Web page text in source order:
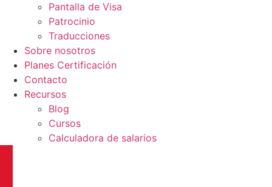
Pantalla de Visa
Patrocinio
Traducciones
Sobre nosotros
Planes Certificación
Contacto
Recursos
Blog
Cursos
Calculadora de salarios